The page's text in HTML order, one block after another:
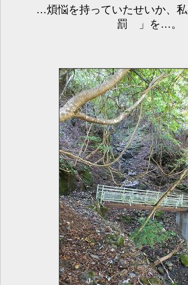
…煩悩を持っていたせいか、
罰 」を…。